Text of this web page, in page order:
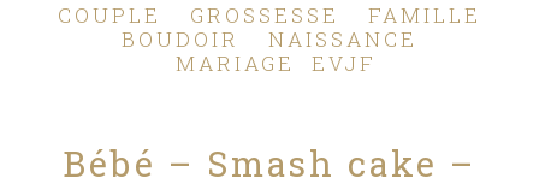
COUPLE GROSSESSE
FAMILLE
BOUDOIR
NAISSANCE
MARIAGE
EVJF
Bébé – Smash cake –